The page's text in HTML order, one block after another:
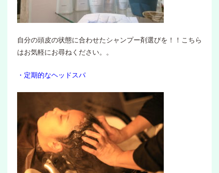
自分の頭皮の状態に合わせたシャンプー剤選びを！！こちら
はお気軽にお尋ねください。。
・定期的なヘッドスパ